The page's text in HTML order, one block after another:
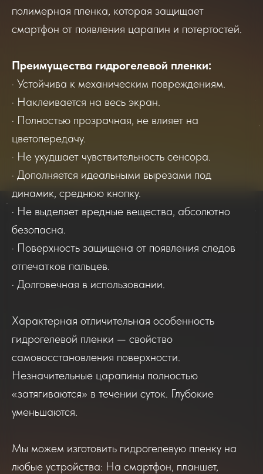
полимерная пленка, которая защищает
смартфон от появления царапин и потертостей.
Преимущества гидрогелевой пленки:
· Устойчива к механическим повреждениям.
· Наклеивается на весь экран.
· Полностью прозрачная, не влияет на
цветопередачу.
· Не ухудшает чувствительность сенсора.
· Дополняется идеальными вырезами под
динамик, среднюю кнопку.
· Не выделяет вредные вещества, абсолютно
безопасна.
· Поверхность защищена от появления следов
отпечатков пальцев.
· Долговечная в использовании.
Характерная отличительная особенность
гидрогелевой пленки — свойство
самовосстановления поверхности.
Незначительные царапины полностью
«затягиваются» в течении суток. Глубокие
уменьшаются.
Мы можем изготовить гидрогелевую пленку на
любые устройства: На смартфон, планшет,
Если вы обращались в наш сервисный центр,
просим вас поделиться своим отзывом. Нам
очень важно услышать ваше мнение о
Отзывы о нашем сервисе